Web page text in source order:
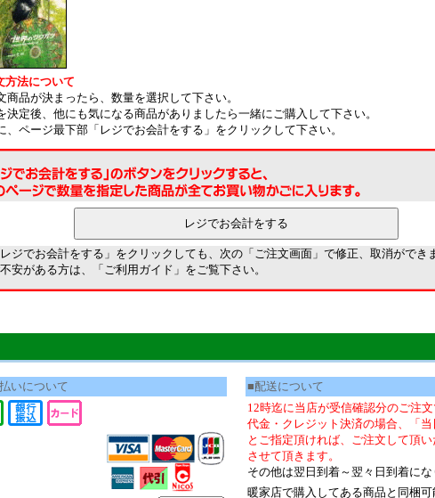
方法について
商品が決まったら、数量を選択して下さい。
決定後、他にも気になる商品がありましたら一緒にご購入して下さい。
、ページ最下部「レジでお会計をする」をクリックして下さい。
レジでお会計をする」をクリックしても、次の「ご注文画面」で修正、取消ができ
安がある方は、「 ご利用ガイド 」をご覧下さい。
いについて
■配送について
12時迄に当店が受信確認分のご注
代金・クレジット決済の場合、「
とご指定頂ければ、ご注文して頂
させて頂きます。
その他は翌日到着～翌々日到着に
暖家店で購入してある商品と同梱